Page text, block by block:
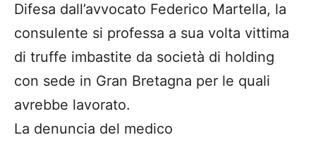
Difesa dall’avvocato Federico Martella, la
consulente si professa a sua volta vittima
di truffe imbastite da società di holding
con sede in Gran Bretagna per le quali
avrebbe lavorato.
La denuncia del medico